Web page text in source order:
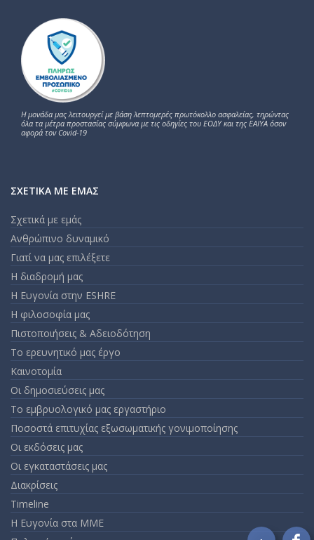
Η μονάδα μας λειτουργεί με βάση λεπτομερές πρωτόκολλο ασφαλείας, τηρώντας
όλα τα μέτρα προστασίας σύμφωνα με τις οδηγίες του ΕΟΔΥ και της ΕΑΙΥΑ όσον
αφορά τον Covid-19
ΣΧΕΤΙΚΆ ΜΕ ΕΜΆΣ
Σχετικά με εμάς
Ανθρώπινο δυναμικό
Γιατί να μας επιλέξετε
Η διαδρομή μας
Η Ευγονία στην ESHRE
Η φιλοσοφία μας
Πιστοποιήσεις & Αδειοδότηση
Το ερευνητικό μας έργο
Καινοτομία
Οι δημοσιεύσεις μας
Το εμβρυολογικό μας εργαστήριο
Ποσοστά επιτυχίας εξωσωματικής γονιμοποίησης
Οι εκδόσεις μας
Οι εγκαταστάσεις μας
Διακρίσεις
Timeline
Η Ευγονία στα ΜΜΕ